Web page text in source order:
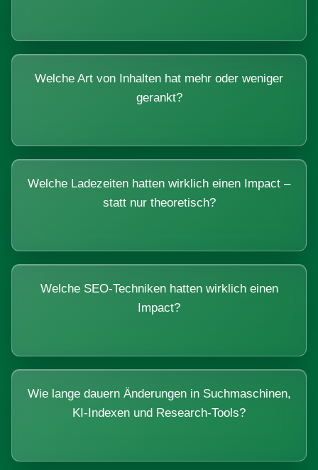
Welche Art von Inhalten hat mehr oder weniger
gerankt?
Welche Ladezeiten hatten wirklich einen Impact –
statt nur theoretisch?
Welche SEO-Techniken hatten wirklich einen
Impact?
Wie lange dauern Änderungen in Suchmaschinen,
KI-Indexen und Research-Tools?